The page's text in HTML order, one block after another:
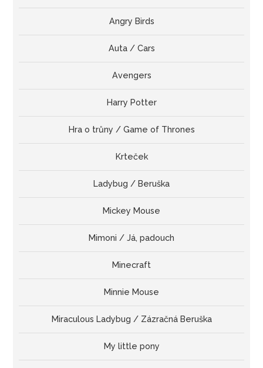
Angry Birds
Auta / Cars
Avengers
Harry Potter
Hra o trůny / Game of Thrones
Krteček
Ladybug / Beruška
Mickey Mouse
Mimoni / Já, padouch
Minecraft
Minnie Mouse
Miraculous Ladybug / Zázračná Beruška
My little pony